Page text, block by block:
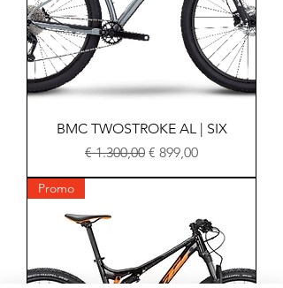
BMC TWOSTROKE AL | SIX
Normale prijs
€ 1.300,00 Verkoopprijs
€ 899,00
Promo